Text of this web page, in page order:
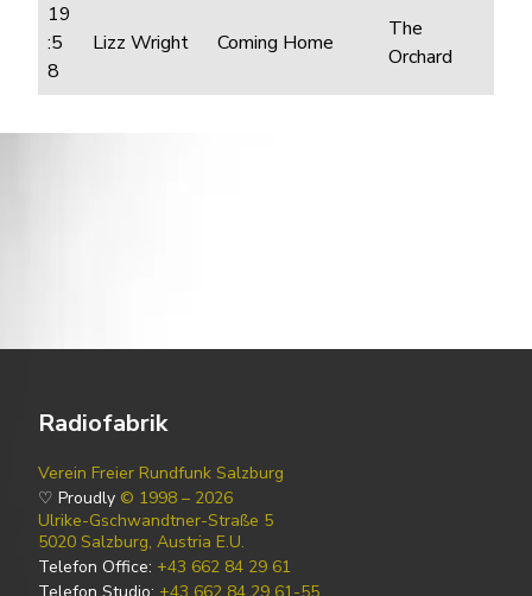
19
:5
8
Lizz Wright Coming Home
The
Orchard
Radiofabrik
Verein Freier Rundfunk Salzburg
♡ Proudly © 1998 – 2026
Ulrike-Gschwandtner-Straße 5
5020 Salzburg, Austria E.U.
Telefon Office: +43 662 84 29 61